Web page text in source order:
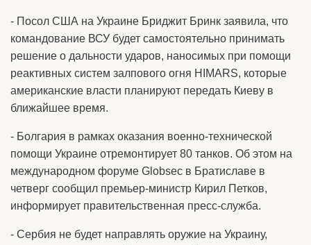
- Посол США на Украине Бриджит Бринк заявила, что
командование ВСУ будет самостоятельно принимать
решение о дальности ударов, наносимых при помощи
реактивных систем залпового огня HIMARS, которые
американские власти планируют передать Киеву в
ближайшее время.
- Болгария в рамках оказания военно-технической
помощи Украине отремонтирует 80 танков. Об этом на
международном форуме Globsec в Братиславе в
четверг сообщил премьер-министр Кирил Петков,
информирует правительственная пресс-служба.
- Сербия не будет направлять оружие на Украину,